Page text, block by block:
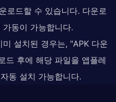
로드할 수 있습니다. 다운로
동이 가능합니다.
설치된 경우는, "APK 다운
드 후에 해당 파일을 앱플레
동 설치 가능합니다.